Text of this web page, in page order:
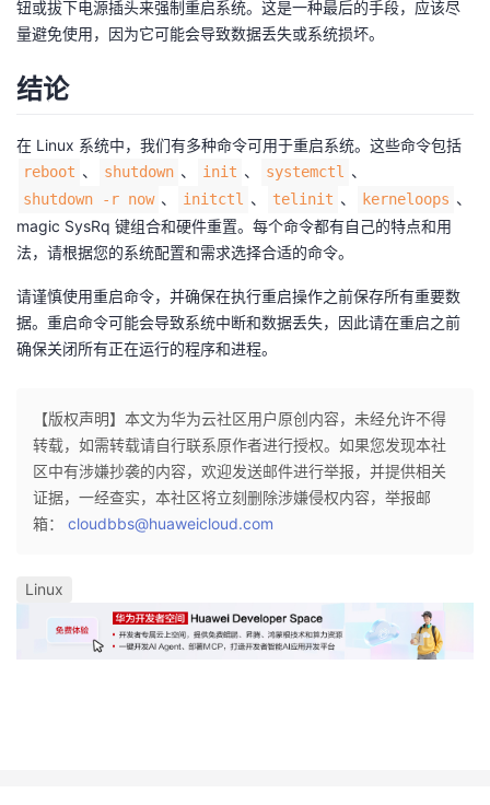
钮或拔下电源插头来强制重启系统。这是一种最后的手段，应该尽
量避免使用，因为它可能会导致数据丢失或系统损坏。
结论
在 Linux 系统中，我们有多种命令可用于重启系统。这些命令包括
reboot 、 shutdown 、 init 、 systemctl 、
shutdown -r now 、 initctl 、 telinit 、 kerneloops 、
magic SysRq 键组合和硬件重置。每个命令都有自己的特点和用
法，请根据您的系统配置和需求选择合适的命令。
请谨慎使用重启命令，并确保在执行重启操作之前保存所有重要数
据。重启命令可能会导致系统中断和数据丢失，因此请在重启之前
确保关闭所有正在运行的程序和进程。
【版权声明】本文为华为云社区用户原创内容，未经允许不得
转载，如需转载请自行联系原作者进行授权。如果您发现本社
区中有涉嫌抄袭的内容，欢迎发送邮件进行举报，并提供相关
证据，一经查实，本社区将立刻删除涉嫌侵权内容，举报邮
箱： cloudbbs@huaweicloud.com
Linux